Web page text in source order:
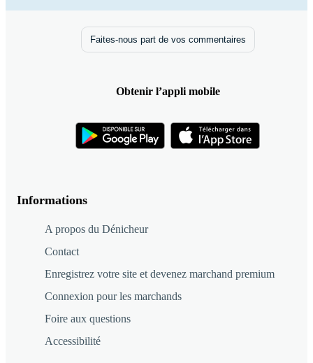
Informations
A propos du Dénicheur
Contact
Enregistrez votre site et devenez marchand premium
Connexion pour les marchands
Foire aux questions
Accessibilité
Faites-nous part de vos commentaires
Obtenir l’appli mobile